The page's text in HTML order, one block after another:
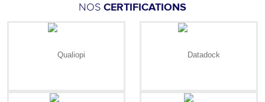
NOS CERTIFICATIONS